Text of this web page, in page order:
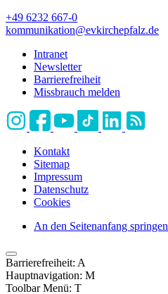
+49 6232 667-0
kommunikation@evkirchepfalz.de
Intranet
Newsletter
Barrierefreiheit
Missbrauch melden
Kontakt
Sitemap
Impressum
Datenschutz
Cookies
An den Seitenanfang springen
Barrierefreiheit: A
Hauptnavigation: M
Toolbar Menü: T